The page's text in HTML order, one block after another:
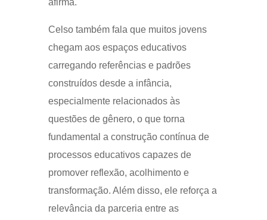
Celso também fala que muitos jovens
chegam aos espaços educativos
carregando referências e padrões
construídos desde a infância,
especialmente relacionados às
questões de gênero, o que torna
fundamental a construção contínua de
processos educativos capazes de
promover reflexão, acolhimento e
transformação. Além disso, ele reforça a
relevância da parceria entre as